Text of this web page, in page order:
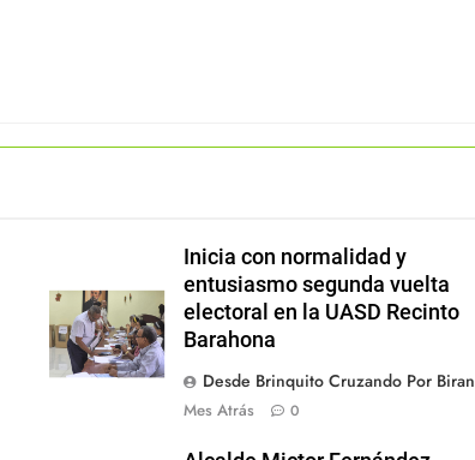
Inicia con normalidad y
entusiasmo segunda vuelta
electoral en la UASD Recinto
Barahona
Desde Brinquito Cruzando Por Biran
Mes Atrás
0